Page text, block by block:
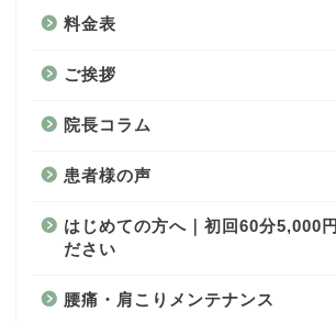
料金表
ご挨拶
院長コラム
患者様の声
はじめての方へ｜初回60分5,000
ださい
腰痛・肩こりメンテナンス